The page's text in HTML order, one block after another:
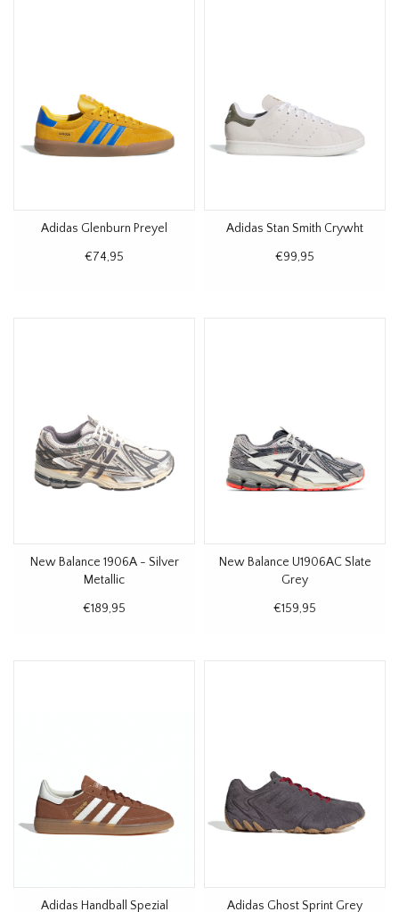
Adidas Glenburn Preyel
€74,95
Adidas Stan Smith Crywht
€99,95
New Balance 1906A - Silver
Metallic
€189,95
New Balance U1906AC Slate
Grey
€159,95
Adidas Handball Spezial Adidas Ghost Sprint Grey